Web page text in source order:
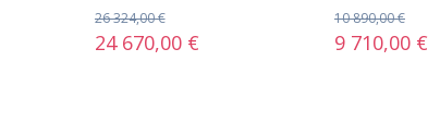
26 324,00 €
24 670,00 €
10 890,00 €
9 710,00 €